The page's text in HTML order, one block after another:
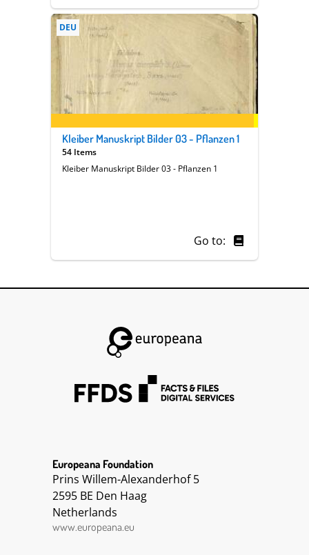
DEU
Kleiber Manuskript Bilder 03 - Pflanzen 1
54 Items
Kleiber Manuskript Bilder 03 - Pflanzen 1
Go to:
Europeana Foundation
Prins Willem-Alexanderhof 5
2595 BE Den Haag
Netherlands
www.europeana.eu